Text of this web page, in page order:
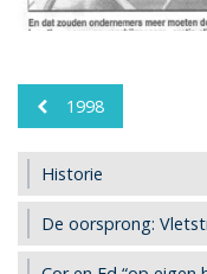
1998
Historie
De oorsprong: